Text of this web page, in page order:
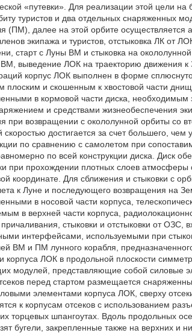
«путевки». Для реализации этой цели
туристов и два отдельных снаряженных
далее на этой орбите осуществляется
экипажа и туристов, отстыковка ЛК от
старт с Луны ВМ и стыковка на
ВМ, выведение ЛОК на траекторию движения
корпус ЛОК выполнен в форме
плоским и скошенным к хвостовой части
в кормовой части диска, необходимым
и средствами жизнеобеспечения
при возвращении с окололунной орбиты со
достигается за счет большего,
по сравнению с самолетом при
по всей конструкции диска. Диск
при прохождении плотных слоев атмосферы
координате. Для сближения и стыковки с
к Луне и последующего возвращения на
в носовой части корпуса,
в верхней части корпуса,
стыковки и отстыковки от ОЗС,
интерфейсами, используемыми при
ВМ и ПМ лунного корабля,
корпуса ЛОК в продольной плоскости
модулей, представляющие собой силовые
перед стартом размещается
элементами корпуса ЛОК, сверху
к корпусам отсеков с использованием
торцевых шпангоутах. Вдоль продольных
бугели, закрепленные также на верхних и